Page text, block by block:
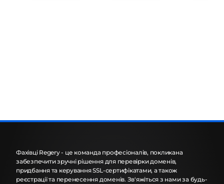
Фахівці Regery - це команда професіоналів, покликана
забезпечити зручні рішення для перевірки доменів,
придбання та керування SSL-сертифікатами, а також
реєстрації та перенесення доменів. Зв'яжіться з нами за будь-